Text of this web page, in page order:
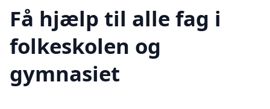
Få hjælp til alle fag i
folkeskolen og
gymnasiet